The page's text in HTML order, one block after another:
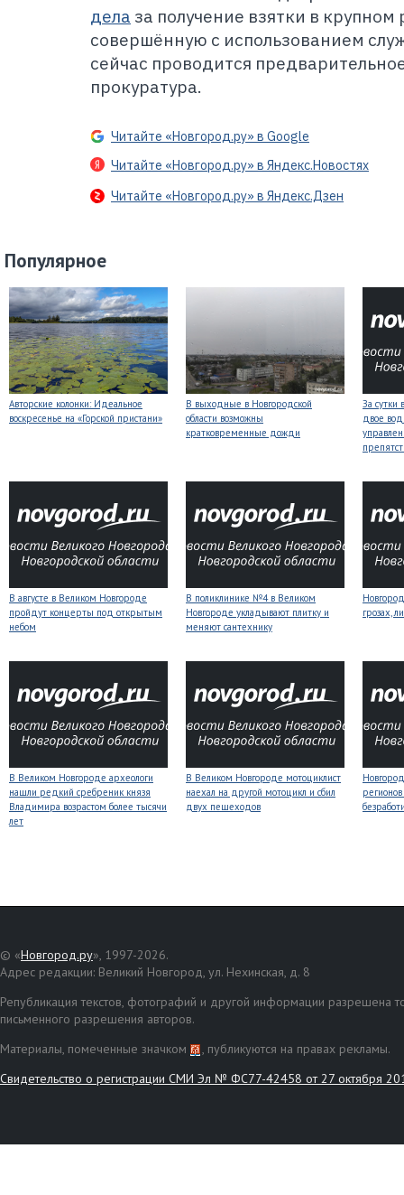
дела за получение взятки в
совершённую с использованием
сейчас проводится
прокуратура.
Читайте «Новгород.ру» в Google
Читайте «Новгород.ру» в Яндекс.Новостях
Читайте «Новгород.ру» в Яндекс.Дзен
Популярное
Авторские колонки: Идеальное
воскресенье на «Горской пристани»
В выходные в Новгородской
области возможны
кратковременные дожди
За сутки
двое
В августе в Великом Новгороде
пройдут концерты под открытым
небом
В поликлинике №4 в Великом
Новгороде укладывают плитку и
меняют сантехнику
грозах,
В Великом Новгороде археологи
нашли редкий сребреник князя
Владимира возрастом более тысячи
лет
В Великом Новгороде мотоциклист
наехал на другой мотоцикл и сбил
двух пешеходов
© «Новгород.ру», 1997-2026.
Адрес редакции: Великий Новгород, ул. Нехинская, д. 8
Републикация текстов, фотографий и другой информации разрешена
письменного разрешения авторов.
Материалы, помеченные значком
, публикуются на правах рекламы.
Свидетельство о регистрации СМИ Эл № ФС77-42458 от 27 октября